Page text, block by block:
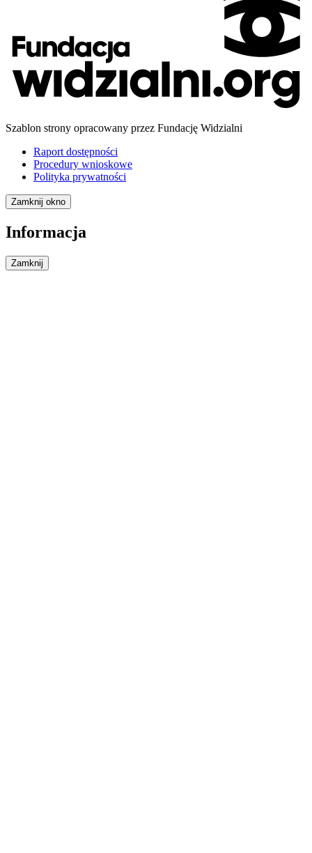
Szablon strony opracowany przez Fundację Widzialni
Raport dostępności
Procedury wnioskowe
Polityka prywatności
Zamknij okno
Informacja
Zamknij